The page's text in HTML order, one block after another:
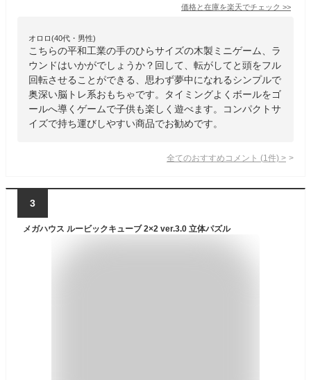
価格と在庫を楽天でチェック >>
オロロ(40代・男性)
こちらの平和工業の手のひらサイズの木製ミニゲーム、ラ
ウンドはいかがでしょうか？回して、転がしてと頭をフル
回転させることができる、思わず夢中になれるシンプルで
奥深い脳トレ系おもちゃです。タイミングよくボールをゴ
ールへ導くゲームで子供も楽しく遊べます。コンパクトサ
イズで持ち運びしやすい商品でお勧めです。
全てのおすすめコメント (1 件) >
3
メガハウス ルービックキューブ 2×2 ver.3.0 立体パズル